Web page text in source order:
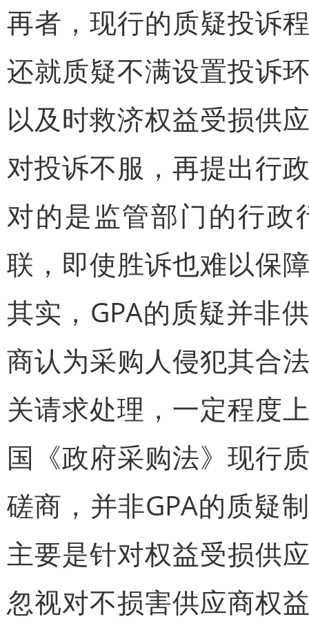
再者，现行的质疑投诉
还就质疑不满设置投诉
以及时救济权益受损供
对投诉不服，再提出行
对的是监管部门的行政
联，即使胜诉也难以保
其实，GPA的质疑并非
商认为采购人侵犯其合
关请求处理，一定程度
国《政府采购法》现行
磋商，并非GPA的质疑
主要是针对权益受损供
忽视对不损害供应商权